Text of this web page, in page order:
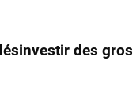
des gros